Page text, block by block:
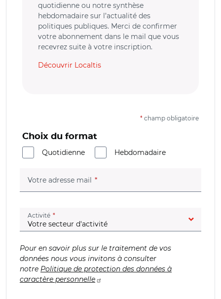
quotidienne ou notre synthèse
hebdomadaire sur l’actualité des
politiques publiques. Merci de confirmer
votre abonnement dans le mail que vous
recevrez suite à votre inscription.
Découvrir Localtis
* champ obligatoire
Choix du format
Quotidienne
Hebdomadaire
Votre adresse mail (champ obligatoire)
Activité (champ obligatoire)
Pour en savoir plus sur le traitement de vos
données nous vous invitons à consulter
notre Politique de protection des données à
caractère personnelle